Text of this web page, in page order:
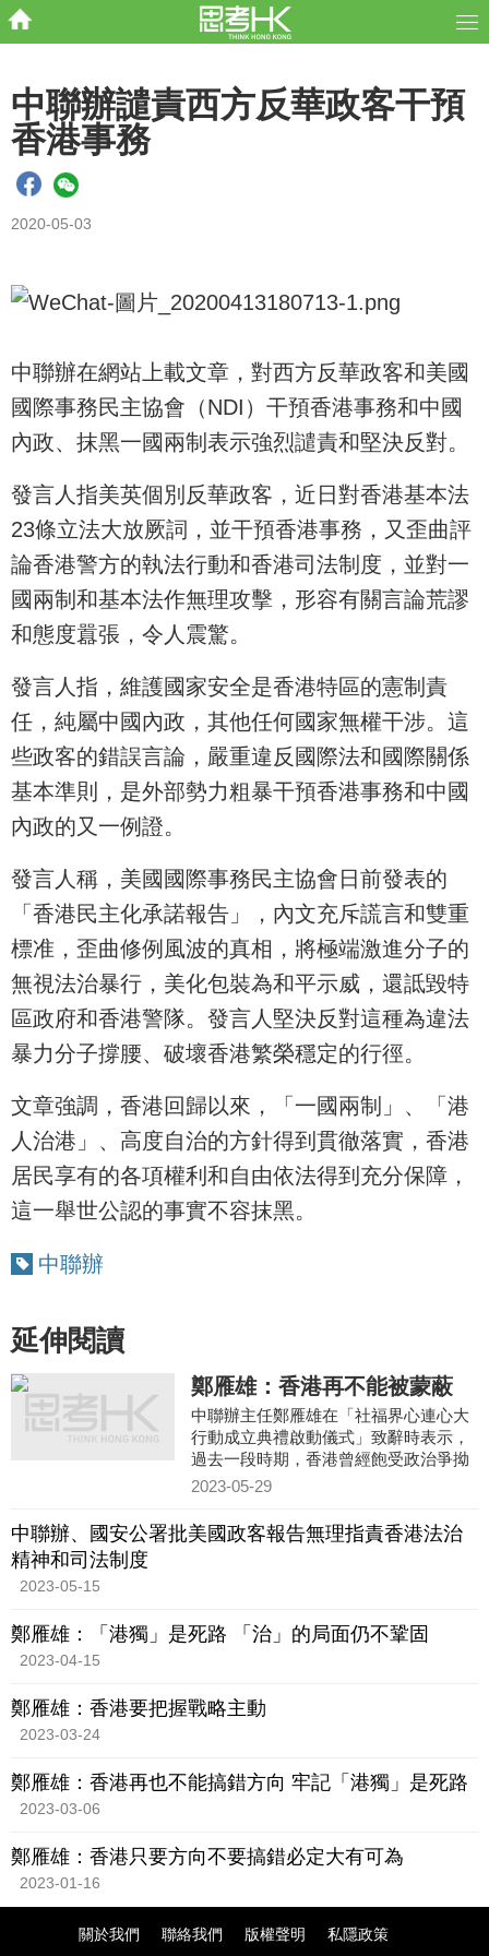
中聯辦譴責西方反華政客干預
香港事務
2020-05-03
中聯辦在網站上載文章，對西方反華政客和美國
國際事務民主協會（NDI）干預香港事務和中國
內政、抹黑一國兩制表示強烈譴責和堅決反對。
發言人指美英個別反華政客，近日對香港基本法
23條立法大放厥詞，並干預香港事務，又歪曲評
論香港警方的執法行動和香港司法制度，並對一
國兩制和基本法作無理攻擊，形容有關言論荒謬
和態度囂張，令人震驚。
發言人指，維護國家安全是香港特區的憲制責
任，純屬中國內政，其他任何國家無權干涉。這
些政客的錯誤言論，嚴重違反國際法和國際關係
基本準則，是外部勢力粗暴干預香港事務和中國
內政的又一例證。
發言人稱，美國國際事務民主協會日前發表的
「香港民主化承諾報告」，內文充斥謊言和雙重
標准，歪曲修例風波的真相，將極端激進分子的
無視法治暴行，美化包裝為和平示威，還詆毀特
區政府和香港警隊。發言人堅決反對這種為違法
暴力分子撐腰、破壞香港繁榮穩定的行徑。
文章強調，香港回歸以來，「一國兩制」、「港
人治港」、高度自治的方針得到貫徹落實，香港
居民享有的各項權利和自由依法得到充分保障，
這一舉世公認的事實不容抹黑。
中聯辦
延伸閱讀
鄭雁雄：香港再不能被蒙蔽
中聯辦主任鄭雁雄在「社福界心連心大
行動成立典禮啟動儀式」致辭時表示，
過去一段時期，香港曾經飽受政治爭拗
及社會動盪之苦，甚至有人陷入「港
下深刻教訓。
2023-05-29
中聯辦、國安公署批美國政客報告無理指責香港法治
精神和司法制度
2023-05-15
鄭雁雄：「港獨」是死路 「治」的局面仍不鞏固
2023-04-15
鄭雁雄：香港要把握戰略主動
2023-03-24
鄭雁雄：香港再也不能搞錯方向 牢記「港獨」是死路
2023-03-06
鄭雁雄：香港只要方向不要搞錯必定大有可為
2023-01-16
關於我們 聯絡我們 版權聲明 私隱政策